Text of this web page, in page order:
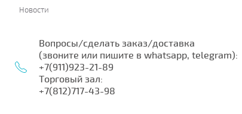
Новости
Вопросы/сделать заказ/доставка
(звоните или пишите в whatsapp, telegram):
+7(911)923-21-89
Торговый зал:
+7(812)717-43-98